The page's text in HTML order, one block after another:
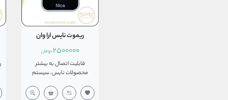
ریموت نایس ارا وان
2500000تومان
قابلیت اتصال به بیشتر
محصولات نایس، سیستم
دارای بدنه زیبا و مقاوم در برابر